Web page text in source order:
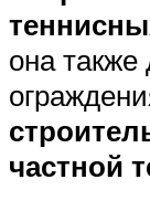
она также
частной